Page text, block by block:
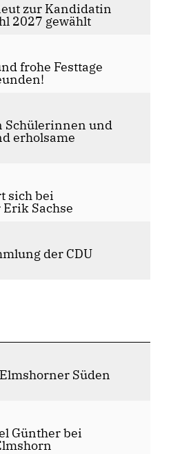
zur Kandidatin
2027 gewählt
frohe Festtage
Schülerinnen und
erholsame
sich bei
Sachse
der CDU
Süden
Günther bei